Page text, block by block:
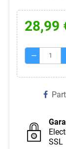
28,99
remove
SSL